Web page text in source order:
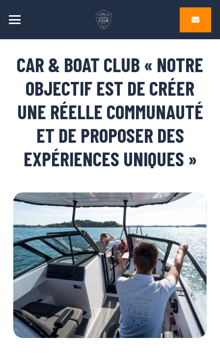
CAR & BOAT CLUB « NOTRE
OBJECTIF EST DE CRÉER
UNE RÉELLE COMMUNAUTÉ
ET DE PROPOSER DES
EXPÉRIENCES UNIQUES »